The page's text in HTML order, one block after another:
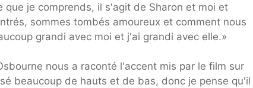
que je comprends, il s'agit de Sharon et moi et
sommes tombés amoureux et comment nous
grandi avec moi et j'ai grandi avec elle.»
nous a raconté l'accent mis par le film sur
beaucoup de hauts et de bas, donc je pense qu'il